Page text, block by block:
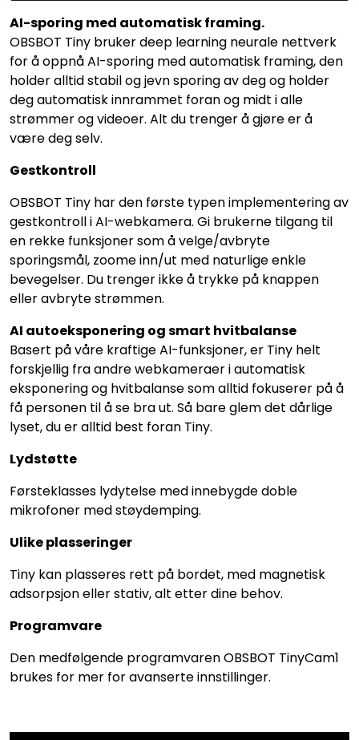
AI-sporing med automatisk framing.
OBSBOT Tiny bruker deep learning neurale nettverk
for å oppnå AI-sporing med automatisk framing, den
holder alltid stabil og jevn sporing av deg og holder
deg automatisk innrammet foran og midt i alle
strømmer og videoer. Alt du trenger å gjøre er å
være deg selv.
Gestkontroll
OBSBOT Tiny har den første typen implementering av
gestkontroll i AI-webkamera. Gi brukerne tilgang til
en rekke funksjoner som å velge/avbryte
sporingsmål, zoome inn/ut med naturlige enkle
bevegelser. Du trenger ikke å trykke på knappen
eller avbryte strømmen.
AI autoeksponering og smart hvitbalanse
Basert på våre kraftige AI-funksjoner, er Tiny helt
forskjellig fra andre webkameraer i automatisk
eksponering og hvitbalanse som alltid fokuserer på å
få personen til å se bra ut. Så bare glem det dårlige
lyset, du er alltid best foran Tiny.
Lydstøtte
Førsteklasses lydytelse med innebygde doble
mikrofoner med støydemping.
Ulike plasseringer
Tiny kan plasseres rett på bordet, med magnetisk
adsorpsjon eller stativ, alt etter dine behov.
Programvare
Den medfølgende programvaren OBSBOT TinyCam1
brukes for mer for avanserte innstillinger.